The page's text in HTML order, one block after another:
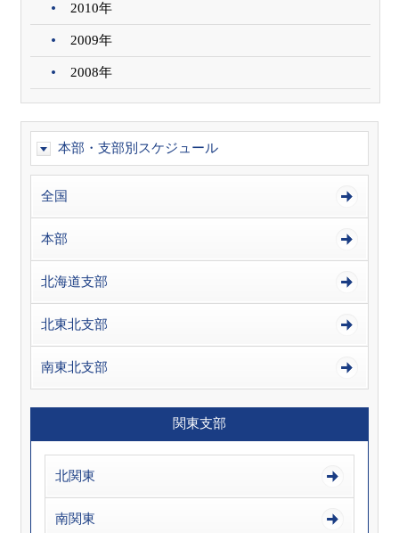
2010年
2009年
2008年
本部・支部別スケジュール
全国
本部
北海道支部
北東北支部
南東北支部
関東支部
北関東
南関東